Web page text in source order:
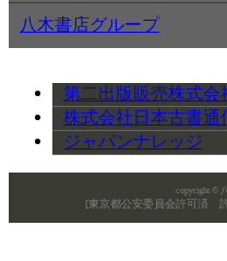
八木書店グループ
copyright ©
[東京都公安委員会許可済
第二出版販売株式会
株式会社日本古書通
ジャパンナレッジ